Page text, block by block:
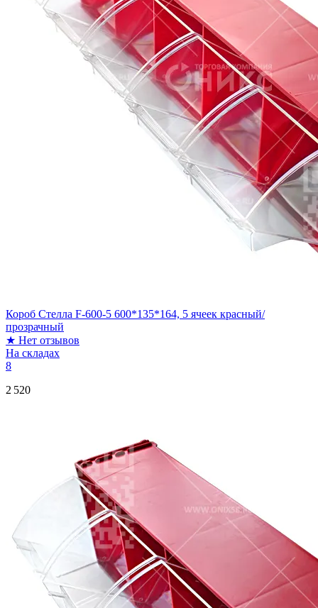
Короб Стелла F-600-5 600*135*164, 5 ячеек красный/
прозрачный
★ Нет отзывов
На складах
8
2 520